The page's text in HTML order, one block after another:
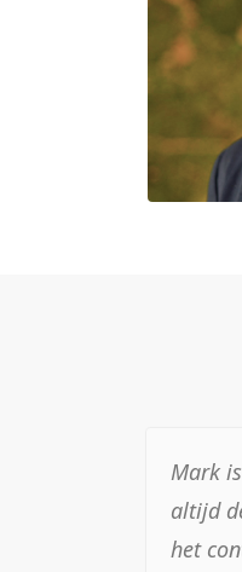
Mark
altijd
het
Ik heb
inhoud